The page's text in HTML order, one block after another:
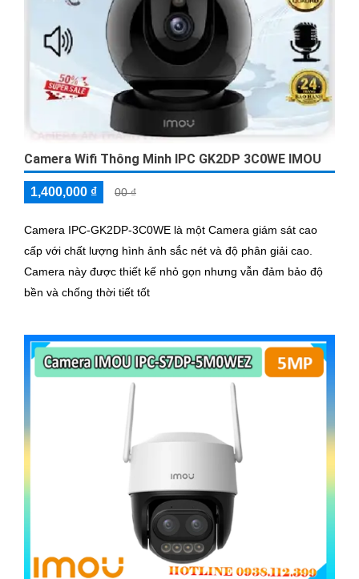
Camera Wifi Thông Minh IPC GK2DP 3C0WE IMOU
1,400,000 ₫ 00 ₫
Camera IPC-GK2DP-3C0WE là một Camera giám sát cao
cấp với chất lượng hình ảnh sắc nét và độ phân giải cao.
Camera này được thiết kế nhỏ gọn nhưng vẫn đảm bảo độ
bền và chống thời tiết tốt